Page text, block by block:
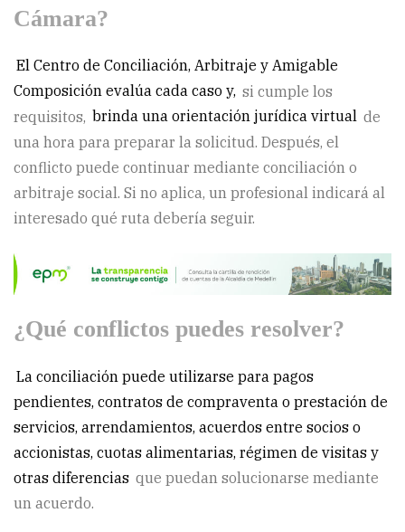
Cámara?
El Centro de Conciliación, Arbitraje y Amigable
Composición evalúa cada caso y, si cumple los
requisitos, brinda una orientación jurídica virtual de
una hora para preparar la solicitud. Después, el
conflicto puede continuar mediante conciliación o
arbitraje social. Si no aplica, un profesional indicará al
interesado qué ruta debería seguir.
¿Qué conflictos puedes resolver?
La conciliación puede utilizarse para pagos
pendientes, contratos de compraventa o prestación de
servicios, arrendamientos, acuerdos entre socios o
accionistas, cuotas alimentarias, régimen de visitas y
otras diferencias que puedan solucionarse mediante
un acuerdo.